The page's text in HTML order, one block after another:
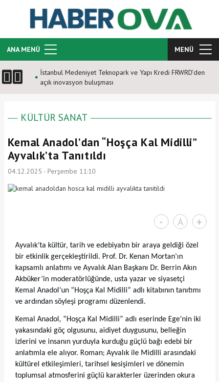
ANA MENÜ MENÜ
İstanbul Medeniyet Teknopark ve Yapı Kredi FRWRD’den
açık inovasyon buluşması
KÜLTÜR SANAT
Kemal Anadol’dan “Hoşça Kal Midilli”
Ayvalık’ta Tanıtıldı
04.12.2025 - Perşembe 11:10
- A +
Ayvalık’ta kültür, tarih ve edebiyatın bir araya geldiği özel
bir etkinlik gerçekleştirildi. Prof. Dr. Kenan Mortan’ın
kapsamlı anlatımı ve Ayvalık Alan Başkanı Dr. Berrin Akın
Akbüker’in moderatörlüğünde, usta yazar ve siyasetçi
Kemal Anadol’un “Hoşça Kal Midilli” adlı kitabının tanıtımı
ve ardından söyleşi programı düzenlendi.
Kemal Anadol, “Hoşça Kal Midilli” adlı eserinde Ege’nin iki
yakasındaki göç olgusunu, aidiyet duygusunu, belleğin
izlerini ve insanın yurduyla kurduğu güçlü bağı edebi bir
anlatımla ele alıyor. Roman; Ayvalık ile Midilli arasındaki
kültürel etkileşimleri, tarihsel kesişimleri ve dönemin
toplumsal atmosferini güçlü karakterler üzerinden okura